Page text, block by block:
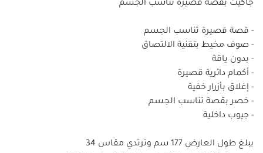
جاكيت بقصة قصيرة تناسب الجسم
- قصة قصيرة تناسب الجسم
- صوف مخيط بتقنية الالتصاق
- بدون ياقة
- أكمام دائرية قصيرة
- إغلاق بأزرار خفية
- خصر بقصة تناسب الجسم
- جيوب داخلية
يبلغ طول العارض 177 سم وترتدي مقاس 34